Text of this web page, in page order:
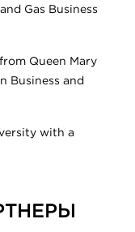
Gas Business
Queen Mary
Business and
with a